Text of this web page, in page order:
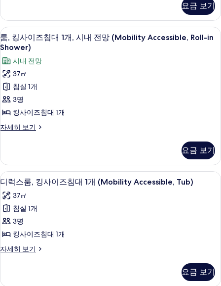
침
실
1
개
사
진
모
두
보
기
티
브
스
위
침
실
개
자
히
보
기
요금 보기
룸,
킹
사
이
즈
침
대
개,
내
전
망
(Mobility
Accessible,
Roll-
in
사
모
1 개의 침실, 이탈리아 프레떼 시트, 고
7
룸, 킹사이즈침대 1개, 시내 전망 (Mobility Accessible, Roll-in
Shower)
시내 전망
37㎡
침실 1개
3명
킹사이즈침대 1개
자세히 보기
룸,
즈
침
대
개,
시
전
망
Accessible,
요금 보기
디
럭
스
룸,
킹
사
이
침
1 개의 침실, 이탈리아 프레떼 시트, 고
8
디럭스룸, 킹사이즈침대 1개 (Mobility Accessible, Tub)
37㎡
침실 1개
3명
킹사이즈침대 1개
자세히 보기
디
킹
요금 보기